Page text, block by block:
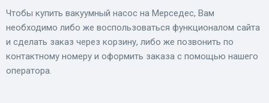
Чтобы купить вакуумный насос на Мерседес, Вам
необходимо либо же воспользоваться функционалом сайта
и сделать заказ через корзину, либо же позвонить по
контактному номеру и оформить заказа с помощью нашего
оператора.